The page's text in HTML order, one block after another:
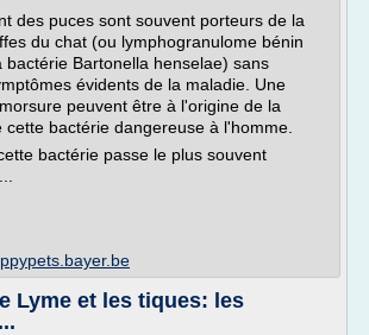
des puces sont souvent porteurs de la
du chat (ou lymphogranulome bénin
bactérie Bartonella henselae) sans
évidents de la maladie. Une
peuvent être à l'origine de la
cette bactérie dangereuse à l'homme.
bactérie passe le plus souvent
Lyme et les tiques: les